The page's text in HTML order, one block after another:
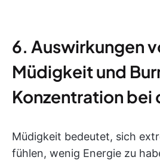
6. Auswirkungen
Müdigkeit und
Konzentration bei
Müdigkeit bedeutet, sich
fühlen, wenig Energie zu